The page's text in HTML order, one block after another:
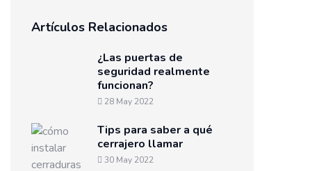
Artículos Relacionados
¿Las puertas de
seguridad realmente
funcionan?
28 May 2022
Tips para saber a qué
cerrajero llamar
30 May 2022